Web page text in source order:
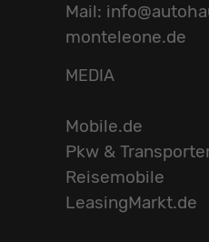
Mail:
monteleone.de
MEDIA
Mobile.de
Pkw &
Reisemobile
LeasingMarkt.de